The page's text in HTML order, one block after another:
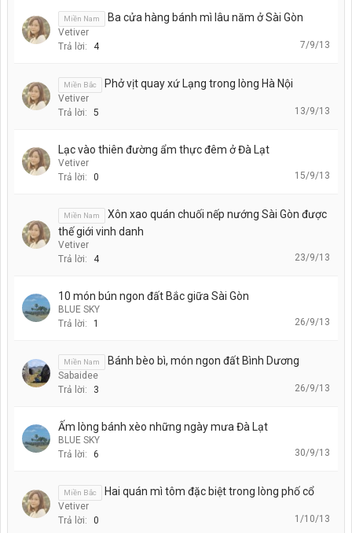
Miền Nam Ba cửa hàng bánh mì lâu năm ở Sài Gòn
Vetiver
Trả lời:
4 7/9/13
Miền Bắc Phở vịt quay xứ Lạng trong lòng Hà Nội
Vetiver
Trả lời:
5 13/9/13
Lạc vào thiên đường ẩm thực đêm ở Đà Lạt
Vetiver
Trả lời:
0 15/9/13
Miền Nam
Xôn xao quán chuối nếp nướng Sài Gòn được
thế giới vinh danh
Vetiver
Trả lời:
4 23/9/13
10 món bún ngon đất Bắc giữa Sài Gòn
BLUE SKY
Trả lời:
1 26/9/13
Miền Nam Bánh bèo bì, món ngon đất Bình Dương
Sabaidee
Trả lời:
3 26/9/13
Ấm lòng bánh xèo những ngày mưa Đà Lạt
BLUE SKY
Trả lời:
6 30/9/13
Miền Bắc Hai quán mì tôm đặc biệt trong lòng phố cổ
Vetiver
Trả lời:
0 1/10/13